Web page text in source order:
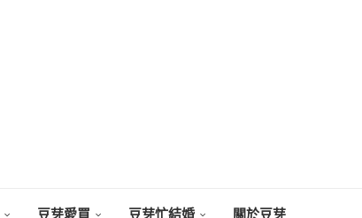
豆芽愛買 豆芽忙結婚 關於豆芽